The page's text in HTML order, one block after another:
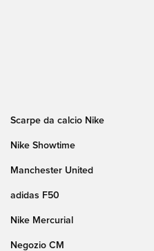
Quindi prenda il suo abbigliamento
Scarpe da calcio Nike
Nike Showtime
Manchester United
adidas F50
Nike Mercurial
Negozio CM